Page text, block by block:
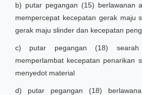
b) putar pegangan (15) berlawanan
mempercepat kecepatan gerak maju
gerak maju slinder dan kecepatan
c) putar pegangan (18)
memperlambat kecepatan penarikan
menyedot material
d) putar pegangan (18)